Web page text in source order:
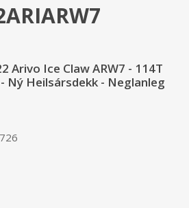
Arivo Ice Claw ARW7 - 114T
Ný Heilsársdekk - Neglanleg